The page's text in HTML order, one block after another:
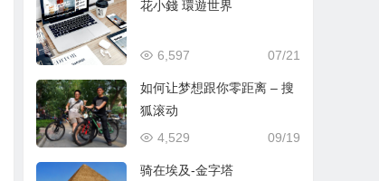
花小錢 環遊世界
07/21
6,597
如何让梦想跟你零距离 – 搜
狐滚动
09/19
4,529
骑在埃及-金字塔